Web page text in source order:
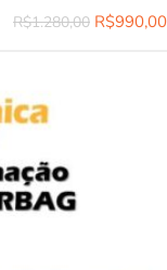
R$1.280,00 R$990,00